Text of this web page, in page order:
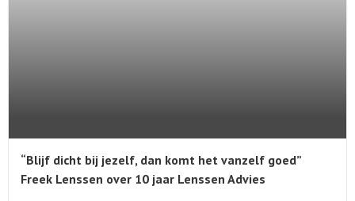
“Blijf dicht bij jezelf, dan komt het vanzelf goed”
Freek Lenssen over 10 jaar Lenssen Advies